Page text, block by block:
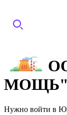
МОЩЬ"
Нужно войти в